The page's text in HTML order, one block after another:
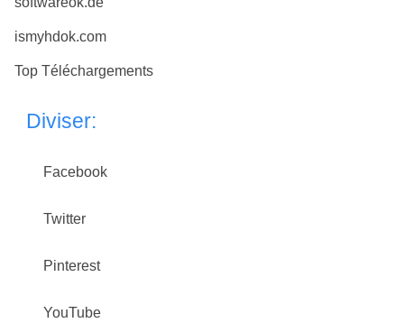
ismyhdok.com
Top Téléchargements
Diviser:
Facebook
Twitter
Pinterest
YouTube